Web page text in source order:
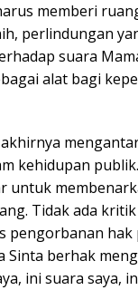
memberi
perlindungan
suara
alat bagi
kehidupan
untuk
Tidak ada
pengorbanan
Sinta berhak
ini suara saya,